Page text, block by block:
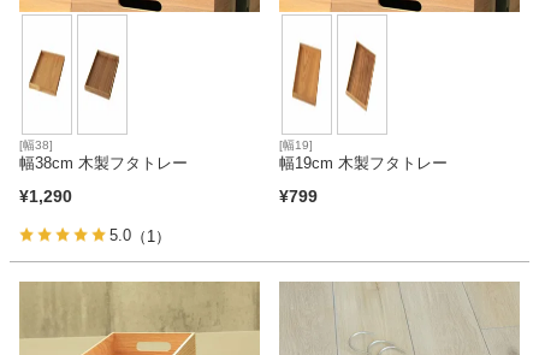
[幅38]
幅38cm 木製フタトレー
¥1,290
5.0 （1）
[幅19]
幅19cm 木製フタトレー
¥799